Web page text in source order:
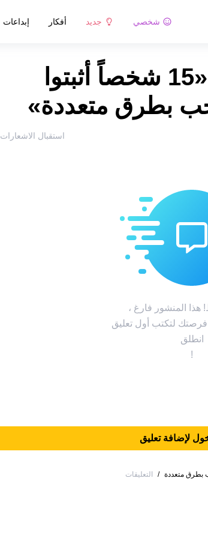
شخصي جديد أفكار إبداعات
التعليقات على مقالة «15 شخصاً أثبتوا
بطرق متعددة»
استقبال الاشعارات
المنشور فارغ ،
لتكتب أول تعليق
انطلق
!
لإضافة تعليق
/ التعليقات